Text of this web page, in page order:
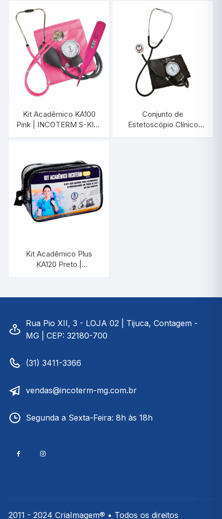
Aneróide C100 Lilás |
INCOTERM KS 29803.01
Clínico C200 Lílás |
INCOTERM KS 29813.01
Kit Acadêmico KA100
Pink | INCOTERM S-KIT-
Conjunto de
Estetoscópio Clínico
Kit Acadêmico Plus
KA120 Preto |
Rua Pio XII, 3 - LOJA 02 | Tijuca, Contagem -
MG | CEP: 32180-700
(31) 3411-3366
vendas@incoterm-mg.com.br
Segunda a Sexta-Feira: 8h às 18h
2011 - 2024 CriaImagem® • Todos os direitos